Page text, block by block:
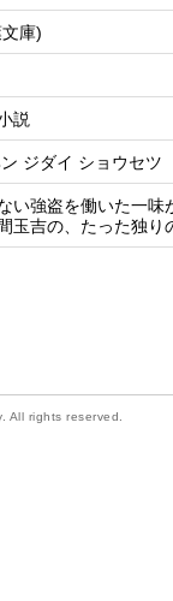
庫)
説
ジダイ ショウセツ
い強盗を働いた一
玉吉の、たった独
All rights reserved.